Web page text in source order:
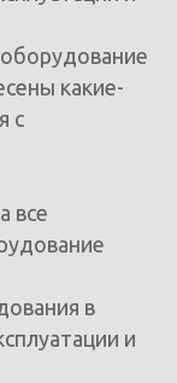
оборудование
какие-
с
все
в
и